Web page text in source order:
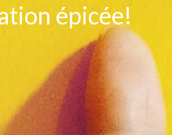
épicée!